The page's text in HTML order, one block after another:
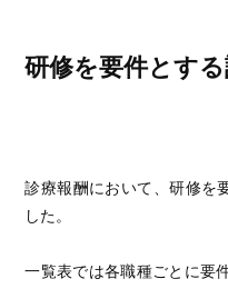
研修を要件とす
診療報酬において、研修を
した。
一覧表では各職種ごとに要